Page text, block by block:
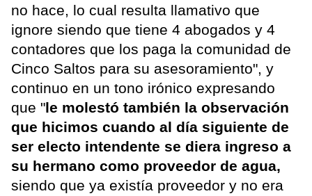
no hace, lo cual resulta llamativo que
ignore siendo que tiene 4 abogados y 4
contadores que los paga la comunidad de
Cinco Saltos para su asesoramiento", y
continuo en un tono irónico expresando
que "le molestó también la observación
que hicimos cuando al día siguiente de
ser electo intendente se diera ingreso a
su hermano como proveedor de agua,
siendo que ya existía proveedor y no era